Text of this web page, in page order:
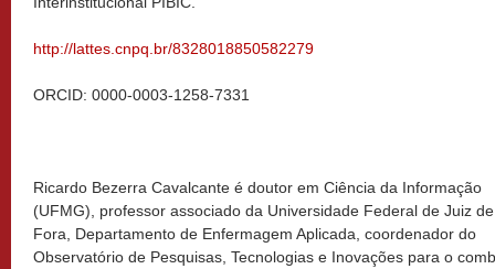
http://lattes.cnpq.br/8328018850582279
ORCID: 0000-0003-1258-7331
Ricardo Bezerra Cavalcante é doutor em Ciência da Informação
(UFMG), professor associado da Universidade Federal de Juiz de
Fora, Departamento de Enfermagem Aplicada, coordenador do
Observatório de Pesquisas, Tecnologias e Inovações para o